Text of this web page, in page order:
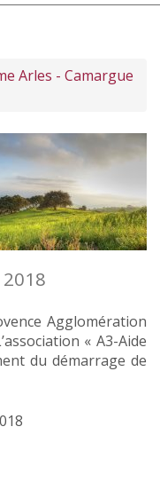
Arles - Camargue
Agglomération
« A3-Aide
du démarrage de